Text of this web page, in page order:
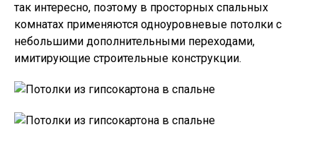
так интересно, поэтому в просторных спальных
комнатах применяются одноуровневые потолки с
небольшими дополнительными переходами,
имитирующие строительные конструкции.